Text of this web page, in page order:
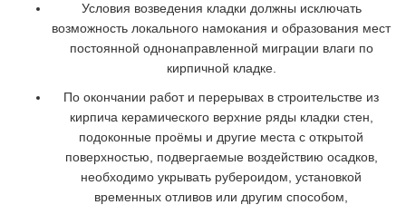
Условия возведения кладки должны исключать
возможность локального намокания и образования мест
постоянной однонаправленной миграции влаги по
кирпичной кладке.
По окончании работ и перерывах в строительстве из
кирпича керамического верхние ряды кладки стен,
подоконные проёмы и другие места с открытой
поверхностью, подвергаемые воздействию осадков,
необходимо укрывать рубероидом, установкой
временных отливов или другим способом,